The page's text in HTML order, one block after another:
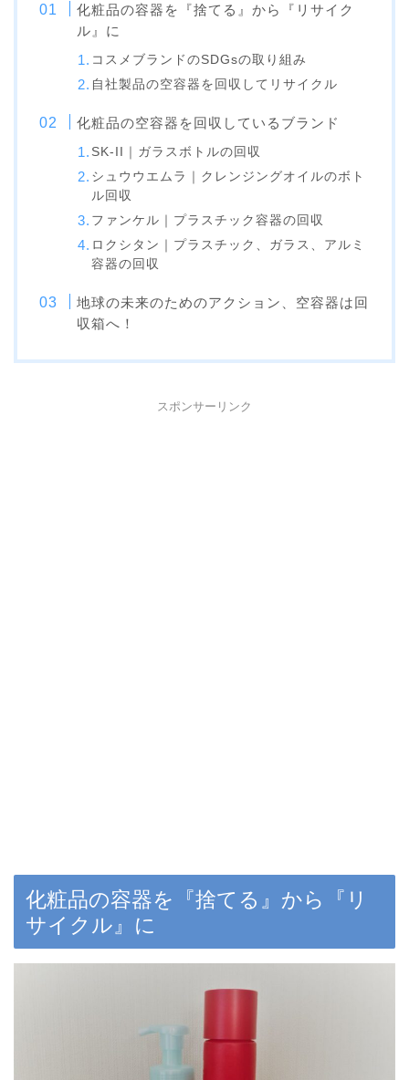
化粧品の容器を『捨てる』から『リサイク
ル』に
コスメブランドのSDGsの取り組み
自社製品の空容器を回収してリサイクル
化粧品の空容器を回収しているブランド
SK-II｜ガラスボトルの回収
シュウウエムラ｜クレンジングオイルのボト
ル回収
ファンケル｜プラスチック容器の回収
ロクシタン｜プラスチック、ガラス、アルミ
容器の回収
地球の未来のためのアクション、空容器は回
収箱へ！
スポンサーリンク
化粧品の容器を『捨てる』から『リ
サイクル』に